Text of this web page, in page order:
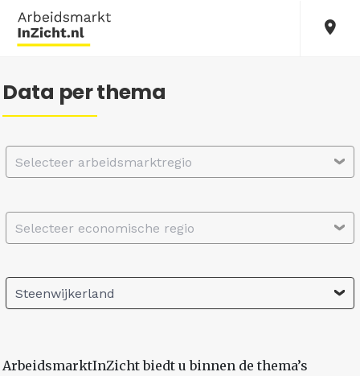
Data per thema
Selecteer arbeidsmarktregio
Selecteer economische regio
Steenwijkerland
ArbeidsmarktInZicht biedt u binnen de thema’s